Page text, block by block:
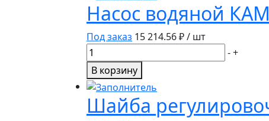
Насос водяной
Под заказ 15 214.56₽ / шт
Количество
товара
Насос
водяной
КАМАЗ
-+
В корзину
Шайба